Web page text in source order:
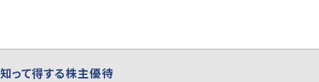
知って得する株主優待